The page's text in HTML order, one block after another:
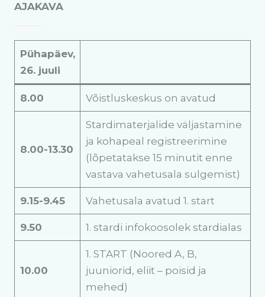
AJAKAVA
Pühapäev,
26. juuli
8.00 Võistluskeskus on avatud
8.00-13.30
Stardimaterjalide väljastamine
ja kohapeal registreerimine
(lõpetatakse 15 minutit enne
vastava vahetusala sulgemist)
9.15-9.45 Vahetusala avatud 1. start
9.50 1. stardi infokoosolek stardialas
10.00
1. START (Noored A, B,
juuniorid, eliit – poisid ja
mehed)